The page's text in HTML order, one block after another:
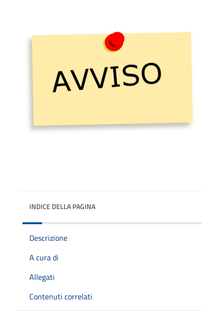
INDICE DELLA PAGINA
Descrizione
A cura di
Allegati
Contenuti correlati